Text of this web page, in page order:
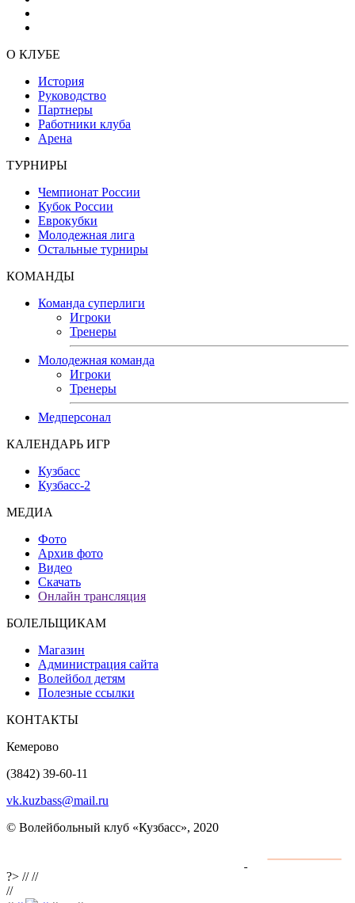
О КЛУБЕ
История
Руководство
Партнеры
Работники клуба
Арена
ТУРНИРЫ
Чемпионат России
Кубок России
Еврокубки
Молодежная лига
Остальные турниры
КОМАНДЫ
Команда суперлиги
Игроки
Тренеры
Молодежная команда
Игроки
Тренеры
Медперсонал
КАЛЕНДАРЬ ИГР
Кузбасс
Кузбасс-2
МЕДИА
Фото
Архив фото
Видео
Скачать
Онлайн трансляция
БОЛЕЛЬЩИКАМ
Магазин
Администрация сайта
Волейбол детям
Полезные ссылки
КОНТАКТЫ
Кемерово
(3842) 39-60-11
vk.kuzbass@mail.ru
© Волейбольный клуб «Кузбасс», 2020
?> ////
//